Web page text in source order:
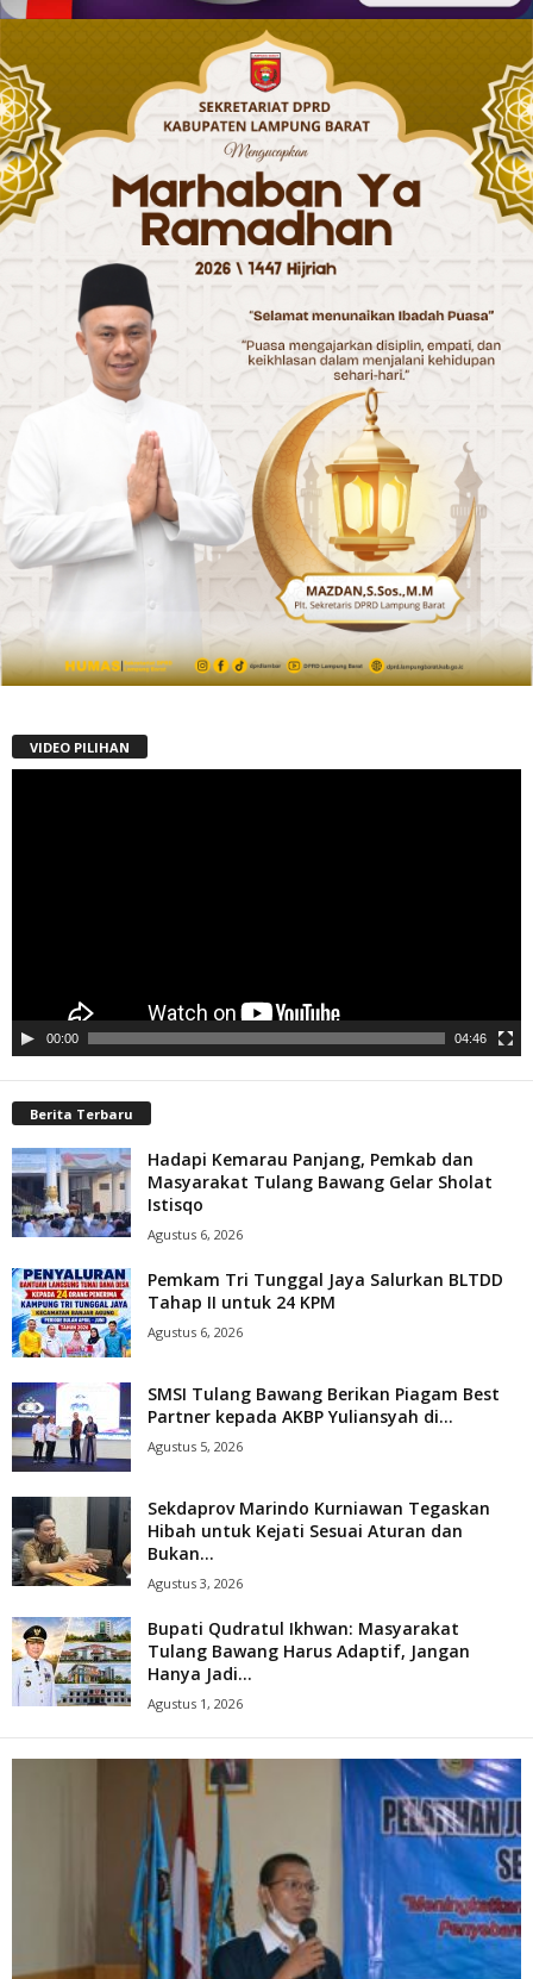
VIDEO PILIHAN
00:00 04:46
Berita Terbaru
Hadapi Kemarau Panjang, Pemkab dan
Masyarakat Tulang Bawang Gelar Sholat
Istisqo
Agustus 6, 2026
Pemkam Tri Tunggal Jaya Salurkan BLTDD
Tahap II untuk 24 KPM
Agustus 6, 2026
SMSI Tulang Bawang Berikan Piagam Best
Partner kepada AKBP Yuliansyah di...
Agustus 5, 2026
Sekdaprov Marindo Kurniawan Tegaskan
Hibah untuk Kejati Sesuai Aturan dan
Bukan...
Agustus 3, 2026
Bupati Qudratul Ikhwan: Masyarakat
Tulang Bawang Harus Adaptif, Jangan
Hanya Jadi...
Agustus 1, 2026